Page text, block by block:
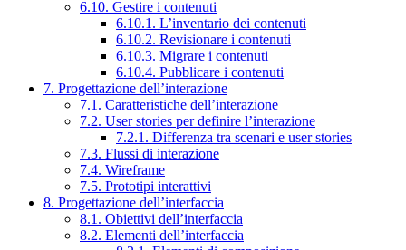
6.10. Gestire i contenuti
6.10.1. L’inventario dei contenuti
6.10.2. Revisionare i contenuti
6.10.3. Migrare i contenuti
6.10.4. Pubblicare i contenuti
7. Progettazione dell’interazione
7.1. Caratteristiche dell’interazione
7.2. User stories per definire l’interazione
7.2.1. Differenza tra scenari e user stories
7.3. Flussi di interazione
7.4. Wireframe
7.5. Prototipi interattivi
8. Progettazione dell’interfaccia
8.1. Obiettivi dell’interfaccia
8.2. Elementi dell’interfaccia